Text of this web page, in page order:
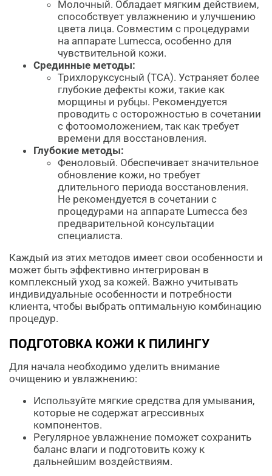
Молочный. Обладает мягким действием,
способствует увлажнению и улучшению
цвета лица. Совместим с процедурами
на аппарате Lumecca, особенно для
чувствительной кожи.
Срединные методы:
Трихлоруксусный (ТСА). Устраняет более
глубокие дефекты кожи, такие как
морщины и рубцы. Рекомендуется
проводить с осторожностью в сочетании
с фотоомоложением, так как требует
времени для восстановления.
Глубокие методы:
Феноловый. Обеспечивает значительное
обновление кожи, но требует
длительного периода восстановления.
Не рекомендуется в сочетании с
процедурами на аппарате Lumecca без
предварительной консультации
специалиста.
Каждый из этих методов имеет свои особенности и
может быть эффективно интегрирован в
комплексный уход за кожей. Важно учитывать
индивидуальные особенности и потребности
клиента, чтобы выбрать оптимальную комбинацию
процедур.
ПОДГОТОВКА КОЖИ К ПИЛИНГУ
Для начала необходимо уделить внимание
очищению и увлажнению:
Используйте мягкие средства для умывания,
которые не содержат агрессивных
компонентов.
Регулярное увлажнение поможет сохранить
баланс влаги и подготовить кожу к
дальнейшим воздействиям.